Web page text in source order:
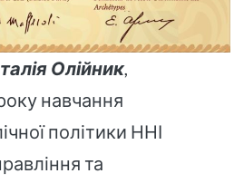
Олійник,
навчання
політики ННІ
та